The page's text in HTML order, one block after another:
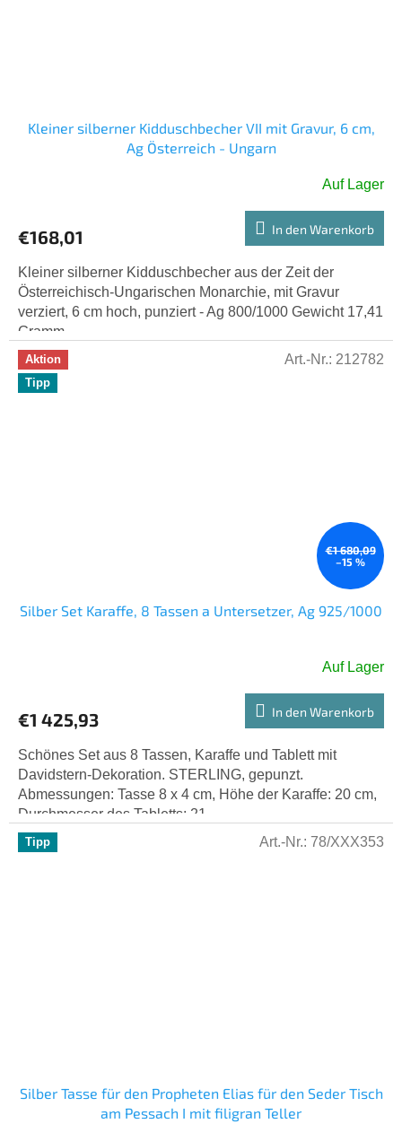
Kleiner silberner Kidduschbecher VII mit Gravur, 6 cm,
Ag Österreich - Ungarn
Auf Lager
€168,01 In den Warenkorb
Kleiner silberner Kidduschbecher aus der Zeit der
Österreichisch-Ungarischen Monarchie, mit Gravur
verziert, 6 cm hoch, punziert - Ag 800/1000 Gewicht 17,41
Gramm.
Aktion
Tipp
€1 680,09
–15 %
Silber Set Karaffe, 8 Tassen a Untersetzer, Ag 925/1000
Auf Lager
€1 425,93 In den Warenkorb
Schönes Set aus 8 Tassen, Karaffe und Tablett mit
Davidstern-Dekoration. STERLING, gepunzt.
Abmessungen: Tasse 8 x 4 cm, Höhe der Karaffe: 20 cm,
Durchmesser des Tabletts: 21...
Art.-Nr.: 212782
Tipp
Silber Tasse für den Propheten Elias für den Seder Tisch
am Pessach I mit filigran Teller
Art.-Nr.: 78/XXX353